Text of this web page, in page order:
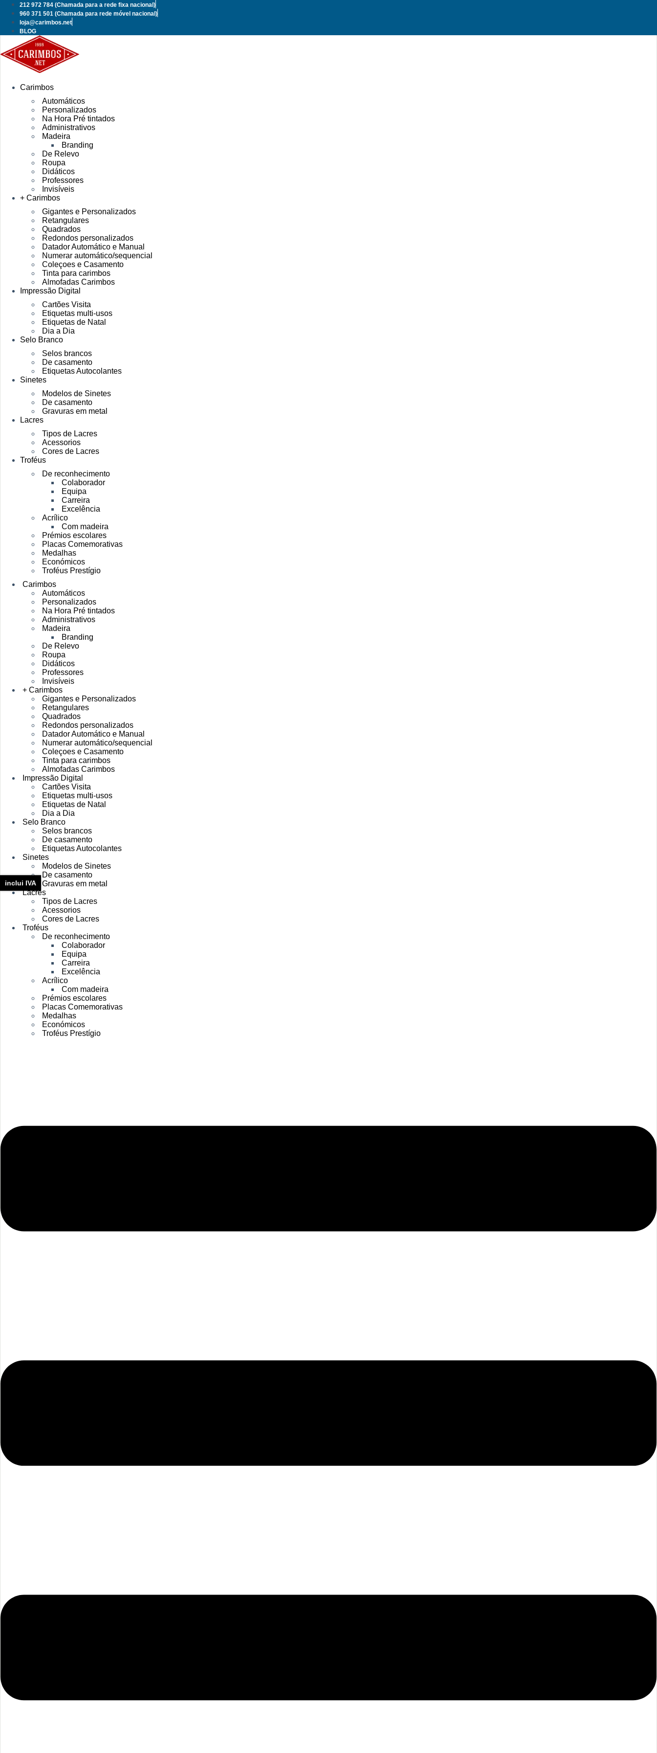
Pular
para
conteúdo
212 972 784 (Chamada para a rede fixa nacional)
960 371 501 (Chamada para rede móvel nacional)
loja@carimbos.net
BLOG
Carimbos
Automáticos
Personalizados
Na Hora Pré tintados
Administrativos
Madeira
Branding
De Relevo
Roupa
Didáticos
Professores
Invisíveis
+ Carimbos
Gigantes e Personalizados
Retangulares
Quadrados
Redondos personalizados
Datador Automático e Manual
Numerar automático/sequencial
Coleçoes e Casamento
Tinta para carimbos
Almofadas Carimbos
Impressão Digital
Cartões Visita
Etiquetas multi-usos
Etiquetas de Natal
Dia a Dia
Selo Branco
Selos brancos
De casamento
Etiquetas Autocolantes
Sinetes
Modelos de Sinetes
De casamento
Gravuras em metal
Lacres
Tipos de Lacres
Acessorios
Cores de Lacres
Troféus
De reconhecimento
Colaborador
Equipa
Carreira
Excelência
Acrílico
Com madeira
Prémios escolares
Placas Comemorativas
Medalhas
Económicos
Troféus Prestígio
Carimbos
Automáticos
Personalizados
Na Hora Pré tintados
Administrativos
Madeira
Branding
De Relevo
Roupa
Didáticos
Professores
Invisíveis
+ Carimbos
Gigantes e Personalizados
Retangulares
Quadrados
Redondos personalizados
Datador Automático e Manual
Numerar automático/sequencial
Coleçoes e Casamento
Tinta para carimbos
Almofadas Carimbos
Impressão Digital
Cartões Visita
Etiquetas multi-usos
Etiquetas de Natal
Dia a Dia
Selo Branco
Selos brancos
De casamento
Etiquetas Autocolantes
Sinetes
Modelos de Sinetes
De casamento
Gravuras em metal
Lacres
Tipos de Lacres
Acessorios
Cores de Lacres
Troféus
De reconhecimento
Colaborador
Equipa
Carreira
Excelência
Acrílico
Com madeira
Prémios escolares
Placas Comemorativas
Medalhas
Económicos
Troféus Prestígio
inclui IVA